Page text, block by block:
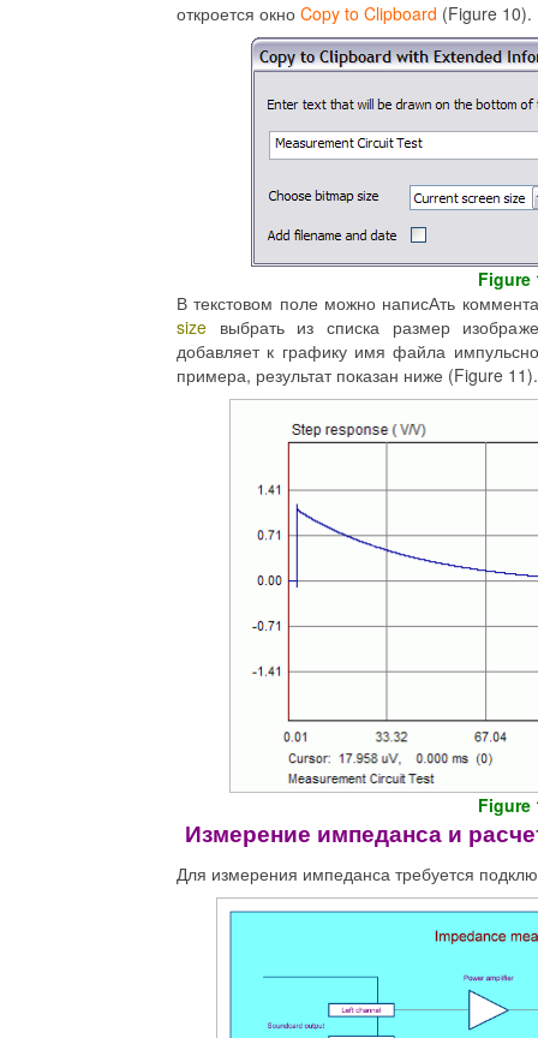
откроется окно Copy to Clipboard (Figure 10).
Figure
В текстовом поле можно написАть
size выбрать из списка размер
добавляет к графику имя файла
примера, результат показан ниже (Figure 11).
Figure
Измерение импеданса и
Для измерения импеданса требуется